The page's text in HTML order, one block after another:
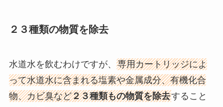
２３種類の物質を除去
水道水を飲むわけですが、 専用カートリッジによ
って水道水に含まれる塩素や金属成分、有機化合
物、カビ臭など２３種類もの物質を除去すること